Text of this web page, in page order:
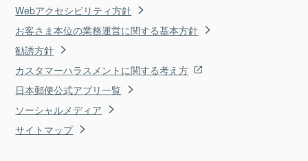
Webアクセシビリティ方針
お客さま本位の業務運営に関する基本方針
勧誘方針
カスタマーハラスメントに関する考え方
日本郵便公式アプリ一覧
ソーシャルメディア
サイトマップ